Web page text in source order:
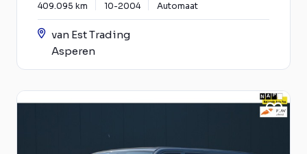
409.095 km 10-2004 Automaat
van Est Trading
Asperen